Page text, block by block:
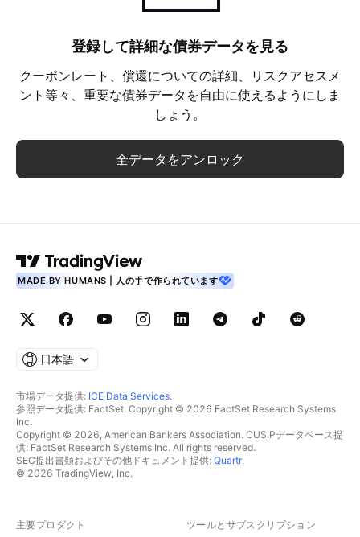
登録して詳細な債券データを見る
クーポンレート、償還についての詳細、リスクアセスメ
ント等々、重要な債券データを自由に使えるようにしま
しょう。
全データをアンロック
MADE BY HUMANS | 人の手で作られています
日本語
市場データ提供: ICE Data Services.
参照データ提供: FactSet. Copyright © 2026 FactSet Research Systems
Inc.
Copyright © 2026, American Bankers Association. CUSIPデータベース提
供: FactSet Research Systems Inc. All rights reserved.
SEC提出書類およびその他ドキュメント提供: Quartr.
© 2026 TradingView, Inc.
主要プロダクト ツールとサブスクリプション